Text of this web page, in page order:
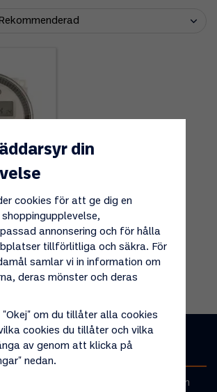
16A
att kontakta oss om du har frågor om
din
cookies för att ge dig en
annonsering och för hålla
tillförlitliga och säkra. För
samlar vi in information om
deras mönster och deras
"Okej" om du tillåter alla cookies
cookies du tillåter och vilka
av genom att klicka på
nedan.